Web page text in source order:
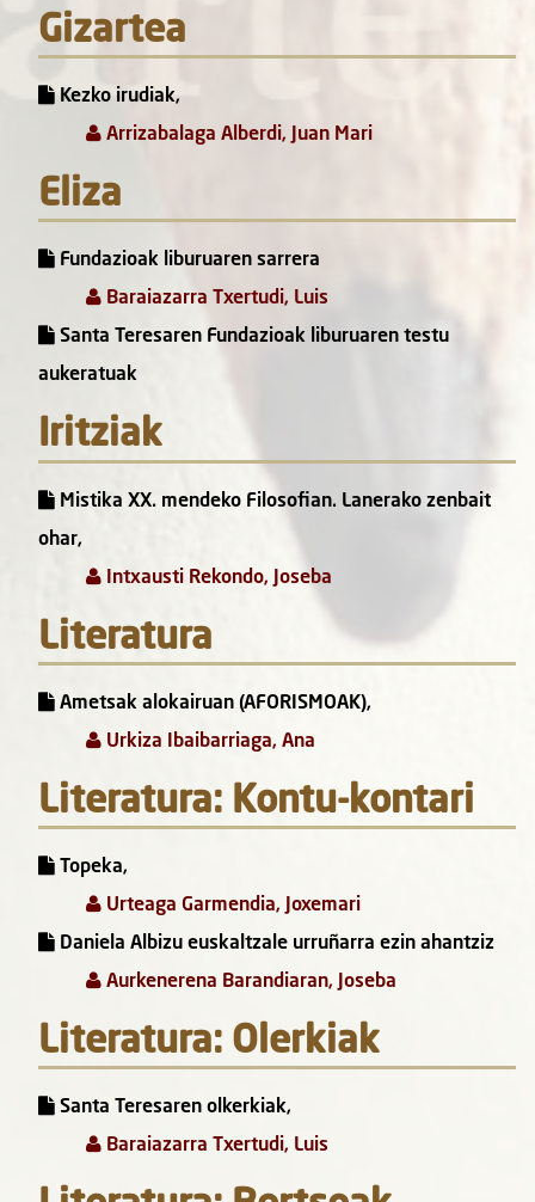
Gizartea
Kezko irudiak,
Arrizabalaga Alberdi, Juan Mari
Eliza
Fundazioak liburuaren sarrera
Baraiazarra Txertudi, Luis
Santa Teresaren Fundazioak liburuaren testu
aukeratuak
Iritziak
Mistika XX. mendeko Filosofian. Lanerako zenbait
ohar,
Intxausti Rekondo, Joseba
Literatura
Ametsak alokairuan (AFORISMOAK),
Urkiza Ibaibarriaga, Ana
Literatura: Kontu-kontari
Topeka,
Urteaga Garmendia, Joxemari
Daniela Albizu euskaltzale urruñarra ezin ahantziz
Aurkenerena Barandiaran, Joseba
Literatura: Olerkiak
Santa Teresaren olkerkiak,
Baraiazarra Txertudi, Luis